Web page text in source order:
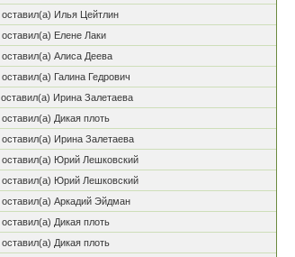
оставил(а) Илья Цейтлин
оставил(а) Елене Лаки
оставил(а) Алиса Деева
оставил(а) Галина Гедрович
оставил(а) Ирина Залетаева
оставил(а) Дикая плоть
оставил(а) Ирина Залетаева
оставил(а) Юрий Лешковский
оставил(а) Юрий Лешковский
оставил(а) Аркадий Эйдман
оставил(а) Дикая плоть
оставил(а) Дикая плоть